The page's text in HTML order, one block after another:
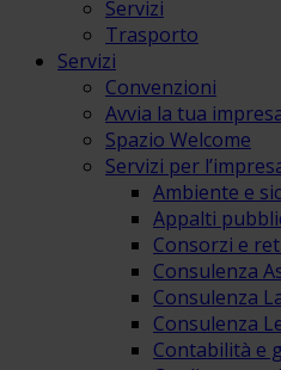
Servizi
Trasporto
Servizi
Convenzioni
Avvia la tua
Spazio Welcome
Servizi per
Ambiente e
Appalti
Consorzi e
Consulenza
Consulenza
Consulenza
Contabilità e